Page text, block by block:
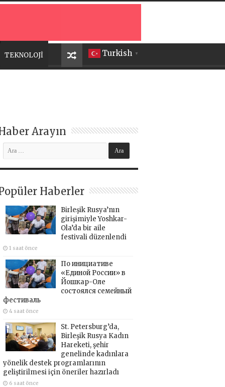
Turkish ▼
TEKNOLOJİ
Arayın
Haberler
Birleşik Rusya’nın
girişimiyle Yoshkar-
Ola’da bir aile
festivali düzenlendi
1 saat önce
По инициативе
«Единой России» в
Йошкар-Оле
состоялся семейный
фестиваль
4 saat önce
St. Petersburg’da,
Birleşik Rusya Kadın
Hareketi, şehir
genelinde kadınlara
yönelik destek programlarının
geliştirilmesi için öneriler hazırladı
6 saat önce